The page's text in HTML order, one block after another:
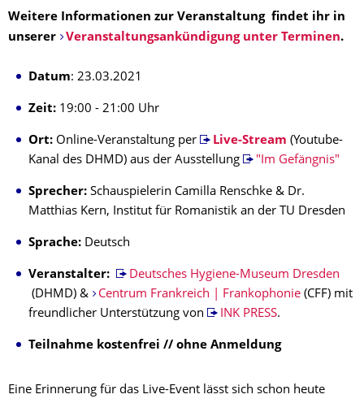
Weitere Informationen zur Veranstaltung findet ihr in
unserer
Veranstaltungsankündigung unter Terminen.
Datum: 23.03.2021
Zeit: 19:00 - 21:00 Uhr
Ort: Online-Veranstaltung per Live-Stream (Youtube-
Kanal des DHMD) aus der Ausstellung
"Im Gefängnis"
Sprecher: Schauspielerin Camilla Renschke & Dr.
Matthias Kern, Institut für Romanistik an der TU Dresden
Sprache: Deutsch
Veranstalter:
Deutsches Hygiene-Museum Dresden
(DHMD) &
Centrum Frankreich | Frankophonie(CFF) mit
freundlicher Unterstützung von
INK PRESS.
Teilnahme kostenfrei // ohne Anmeldung
Eine Erinnerung für das Live-Event lässt sich schon heute